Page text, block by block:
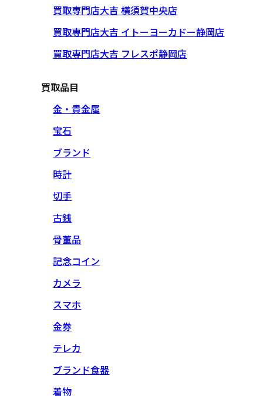
買取専門店大吉 横須賀中央店
買取専門店大吉 イトーヨーカドー静岡店
買取専門店大吉 フレスポ静岡店
買取品目
金・貴金属
宝石
ブランド
時計
切手
古銭
骨董品
記念コイン
カメラ
スマホ
金券
テレカ
ブランド食器
着物